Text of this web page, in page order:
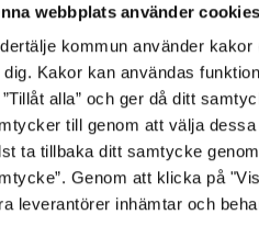
webbplats använder cookies
kommun använder
dig. Kakor kan användas
”Tillåt alla” och ger då ditt
till genom att välja
ta tillbaka ditt samtycke
Genom att klicka på
leverantörer inhämtar och